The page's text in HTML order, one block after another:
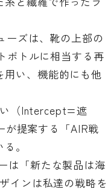
ズは、靴の上部の
ボトルに相当する再
い、機能的にも他
（Intercept=遮
提案する「AIR戦
。
は「新たな製品は海
インは私達の戦略を